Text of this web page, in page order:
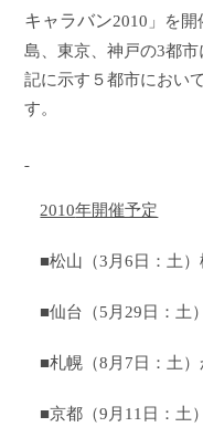
キャラバン2010 」を
島、東京、神戸の3都市
記に示す５都市におい
す。
2010年開催予定
■松山（3 月6 日：土
■仙台（5 月 29 日：土
■札幌（8 月 7 日：土
■京都（9 月 11 日：土